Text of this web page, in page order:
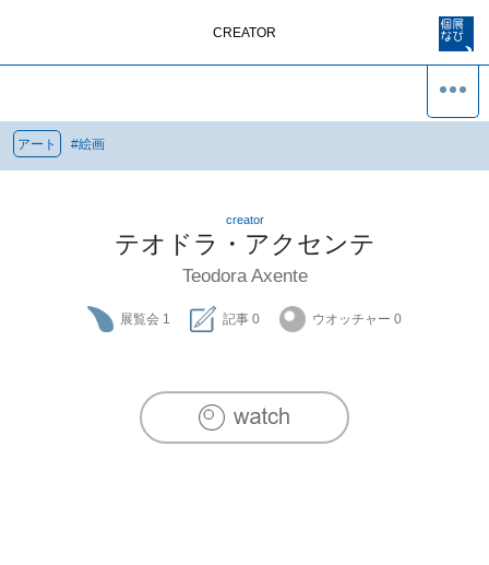
CREATOR
アート #絵画
creator
テオドラ・アクセンテ
Teodora Axente
展覧会 1 記事 0 ウオッチャー 0